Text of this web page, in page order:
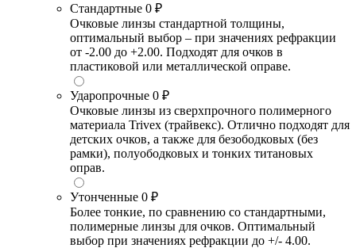
Стандартные 0 ₽
Очковые линзы стандартной толщины,
оптимальный выбор – при значениях рефракции
от -2.00 до +2.00. Подходят для очков в
пластиковой или металлической оправе.
Ударопрочные 0 ₽
Очковые линзы из сверхпрочного полимерного
материала Trivex (трайвекс). Отлично подходят для
детских очков, а также для безободковых (без
рамки), полуободковых и тонких титановых
оправ.
Утонченные 0 ₽
Более тонкие, по сравнению со стандартными,
полимерные линзы для очков. Оптимальный
выбор при значениях рефракции до +/- 4.00.